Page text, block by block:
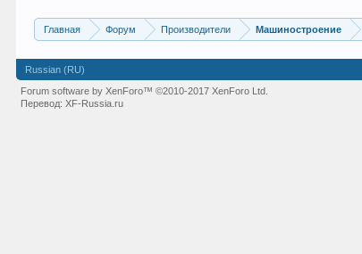
Главная Форум Производители Машиностроение
Russian (RU)
Forum software by XenForo™©2010-2017 XenForo Ltd.
Перевод:XF-Russia.ru